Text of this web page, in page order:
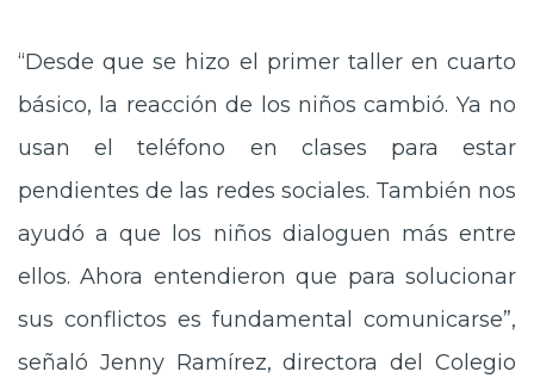
“Desde que se hizo el primer taller en cuarto
básico, la reacción de los niños cambió. Ya no
usan el teléfono en clases para estar
pendientes de las redes sociales. También nos
ayudó a que los niños dialoguen más entre
ellos. Ahora entendieron que para solucionar
sus conflictos es fundamental comunicarse”,
señaló Jenny Ramírez, directora del Colegio